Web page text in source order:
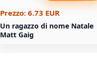
Prezzo: 6.73 EUR
Un ragazzo di nome Natale
Matt Gaig